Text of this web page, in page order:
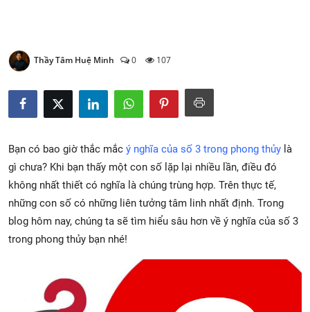
Thầy Tâm Huệ Minh 0 107
Bạn có bao giờ thắc mắc ý nghĩa của số 3 trong phong thủy là
gì chưa? Khi bạn thấy một con số lặp lại nhiều lần, điều đó
không nhất thiết có nghĩa là chúng trùng hợp. Trên thực tế,
những con số có những liên tưởng tâm linh nhất định. Trong
blog hôm nay, chúng ta sẽ tìm hiểu sâu hơn về ý nghĩa của số 3
trong phong thủy bạn nhé!